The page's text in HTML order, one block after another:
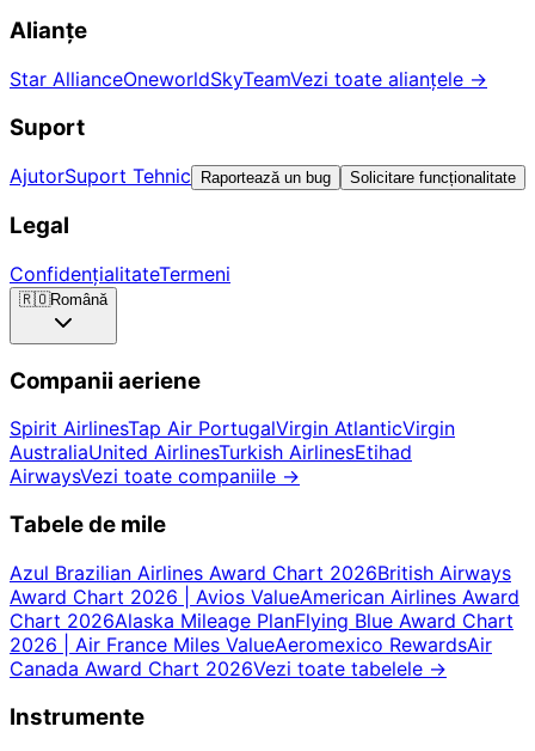
Alianțe
Star AllianceOneworldSkyTeamVezi toate alianțele →
Suport
AjutorSuport Tehnic Raportează un bug Solicitare funcționalitate
Legal
ConfidențialitateTermeni
🇷🇴Română
Companii aeriene
Spirit AirlinesTap Air PortugalVirgin AtlanticVirgin
AustraliaUnited AirlinesTurkish AirlinesEtihad
AirwaysVezi toate companiile →
Tabele de mile
Azul Brazilian Airlines Award Chart 2026British Airways
Award Chart 2026 | Avios ValueAmerican Airlines Award
Chart 2026Alaska Mileage PlanFlying Blue Award Chart
2026 | Air France Miles ValueAeromexico RewardsAir
Canada Award Chart 2026Vezi toate tabelele →
Instrumente